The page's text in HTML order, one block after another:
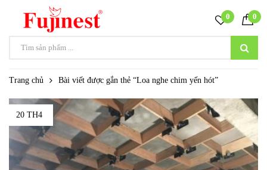
0 0
Trang chủ Bài viết được gắn thẻ “Loa nghe chim yến hót”
20 TH4